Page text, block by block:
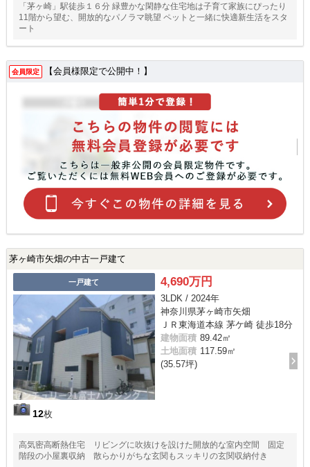
「茅ヶ崎」駅徒歩１６分 緑豊かな閑静な住宅地は子育て家族にぴったり
11階から望む、開放的なパノラマ眺望 ペットと一緒に快適新生活をスタ
ート
会員限定 【会員様限定で公開中！】
茅ヶ崎市矢畑の中古一戸建て
一戸建て
12枚
4,690万円
3LDK / 2024年
神奈川県茅ヶ崎市矢畑
ＪＲ東海道本線 茅ケ崎 徒歩18分
建物面積 89.42㎡
土地面積 117.59㎡
(35.57坪)
高気密高断熱住宅 リビングに吹抜けを設けた開放的な室内空間 固定
階段の小屋裏収納 散らかりがちな玄関もスッキリの玄関収納付き